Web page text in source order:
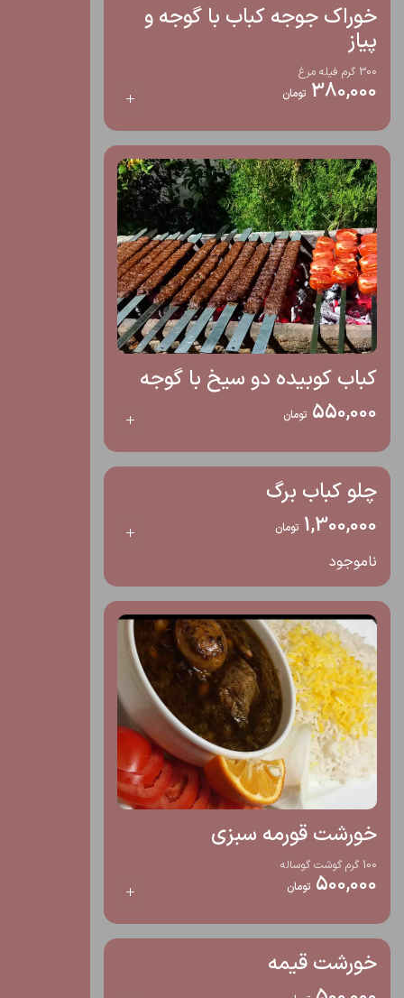
خوراک جوجه کباب با گوجه و
پیاز
300 گرم فیله مرغ
380,000 تومان
کباب کوبیده دو سیخ با گوجه
550,000 تومان
چلو کباب برگ
1,300,000 تومان
ناموجود
خورشت قورمه سبزی
100 گرم گوشت گوساله
500,000 تومان
خورشت قیمه